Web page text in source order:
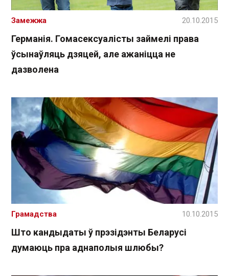
Германія. Гомасексуалісты займелі права
ўсынаўляць дзяцей, але ажаніцца не
дазволена
Замежжа 20.10.2015
Што кандыдаты ў прэзідэнты Беларусі
думаюць пра аднаполыя шлюбы?
Грамадства 10.10.2015